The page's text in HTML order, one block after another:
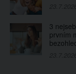
3
prvním